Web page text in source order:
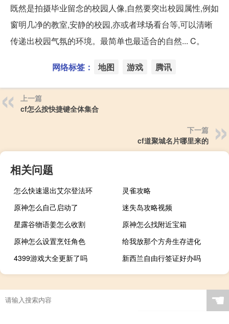
既然是拍摄毕业留念的校园人像,自然要突出校园属性,例如
窗明几净的教室,安静的校园,亦或者球场看台等,可以清晰
传递出校园气氛的环境。最简单也最适合的自然... C。
网络标签： 地图 游戏 腾讯
上一篇
cf怎么按快捷键全体集合
下一篇
cf道聚城名片哪里来的
相关问题
怎么快速退出艾尔登法环
灵雀攻略
原神怎么自己启动了
迷失岛攻略视频
星露谷物语姜怎么收割
原神怎么找附近宝箱
原神怎么设置烹饪角色
给我放那个方舟生存进化
4399游戏大全更新了吗
新西兰自由行签证好办吗
☚